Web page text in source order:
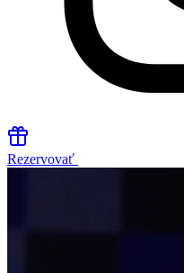
Rezervovať